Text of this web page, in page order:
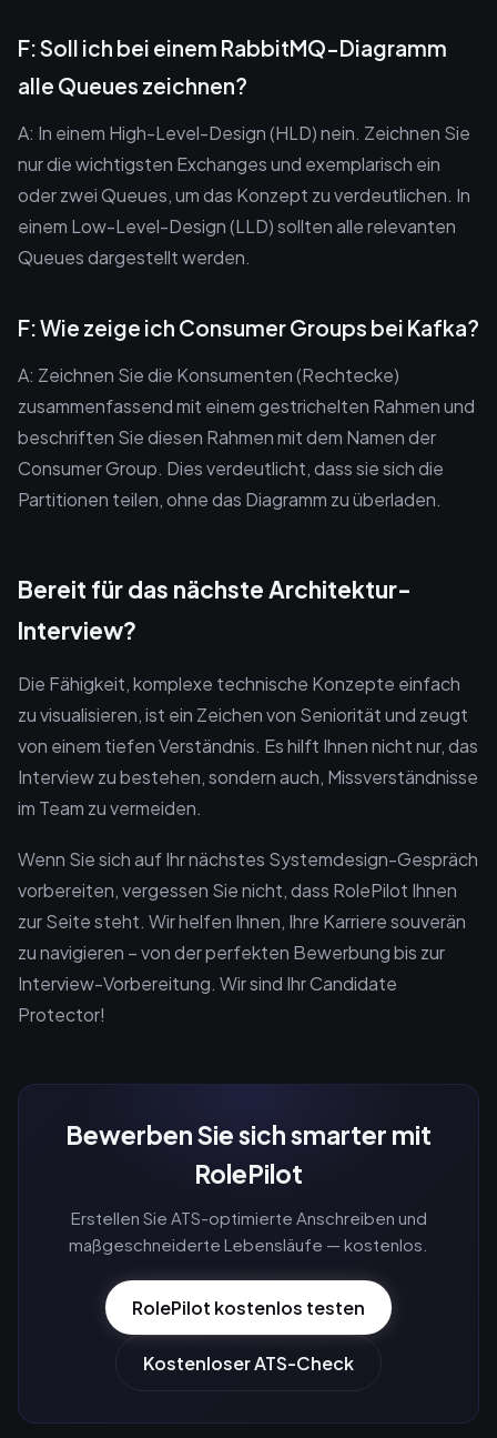
F: Soll ich bei einem RabbitMQ-Diagramm
alle Queues zeichnen?
A: In einem High-Level-Design (HLD) nein. Zeichnen Sie
nur die wichtigsten Exchanges und exemplarisch ein
oder zwei Queues, um das Konzept zu verdeutlichen. In
einem Low-Level-Design (LLD) sollten alle relevanten
Queues dargestellt werden.
F: Wie zeige ich Consumer Groups bei Kafka?
A: Zeichnen Sie die Konsumenten (Rechtecke)
zusammenfassend mit einem gestrichelten Rahmen und
beschriften Sie diesen Rahmen mit dem Namen der
Consumer Group. Dies verdeutlicht, dass sie sich die
Partitionen teilen, ohne das Diagramm zu überladen.
Bereit für das nächste Architektur-
Interview?
Die Fähigkeit, komplexe technische Konzepte einfach
zu visualisieren, ist ein Zeichen von Seniorität und zeugt
von einem tiefen Verständnis. Es hilft Ihnen nicht nur, das
Interview zu bestehen, sondern auch, Missverständnisse
im Team zu vermeiden.
Wenn Sie sich auf Ihr nächstes Systemdesign-Gespräch
vorbereiten, vergessen Sie nicht, dass RolePilot Ihnen
zur Seite steht. Wir helfen Ihnen, Ihre Karriere souverän
zu navigieren – von der perfekten Bewerbung bis zur
Interview-Vorbereitung. Wir sind Ihr Candidate
Protector!
Bewerben Sie sich smarter mit
RolePilot
Erstellen Sie ATS-optimierte Anschreiben und
maßgeschneiderte Lebensläufe — kostenlos.
RolePilot kostenlos testen
Kostenloser ATS-Check